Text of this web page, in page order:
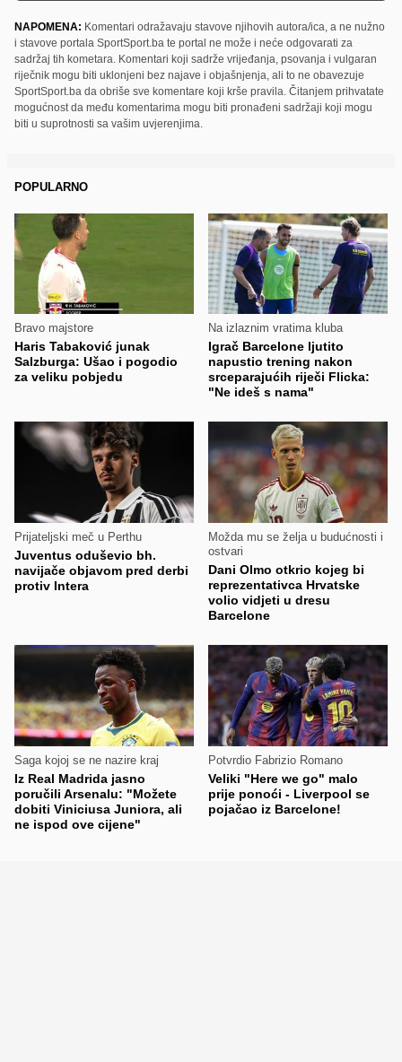
NAPOMENA: Komentari odražavaju stavove njihovih autora/ica, a ne nužno
i stavove portala SportSport.ba te portal ne može i neće odgovarati za
sadržaj tih kometara. Komentari koji sadrže vrijeđanja, psovanja i vulgaran
riječnik mogu biti uklonjeni bez najave i objašnjenja, ali to ne obavezuje
SportSport.ba da obriše sve komentare koji krše pravila. Čitanjem prihvatate
mogućnost da među komentarima mogu biti pronađeni sadržaji koji mogu
biti u suprotnosti sa vašim uvjerenjima.
POPULARNO
Bravo majstore
Haris Tabaković junak
Salzburga: Ušao i pogodio
za veliku pobjedu
Na izlaznim vratima kluba
Igrač Barcelone ljutito
napustio trening nakon
srceparajućih riječi Flicka:
"Ne ideš s nama"
Prijateljski meč u Perthu
Juventus oduševio bh.
navijače objavom pred derbi
protiv Intera
Možda mu se želja u budućnosti i
ostvari
Dani Olmo otkrio kojeg bi
reprezentativca Hrvatske
volio vidjeti u dresu
Barcelone
Saga kojoj se ne nazire kraj
Iz Real Madrida jasno
poručili Arsenalu: "Možete
dobiti Viniciusa Juniora, ali
ne ispod ove cijene"
Potvrdio Fabrizio Romano
Veliki "Here we go" malo
prije ponoći - Liverpool se
pojačao iz Barcelone!